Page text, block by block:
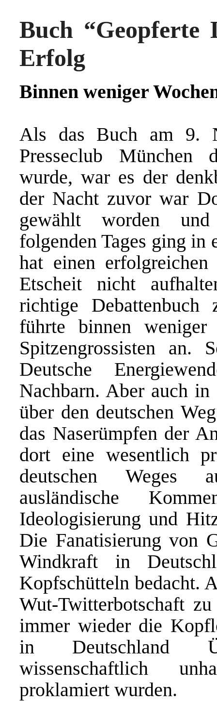
Buch “Geopferte
Erfolg
Binnen weniger
Als das Buch am 9.
Presseclub München
wurde, war es der
der Nacht zuvor war
gewählt worden
folgenden Tages ging in
hat einen
Etscheit nicht
richtige Debattenbuch
führte binnen
Spitzengrossisten an.
Deutsche
Nachbarn. Aber auch
über den deutschen
das Naserümpfen der
dort eine wesentlich
deutschen Weges
ausländische
Ideologisierung und
Die Fanatisierung von
Windkraft in
Kopfschütteln bedacht.
Wut-Twitterbotschaft
immer wieder die
in Deutschland
wissenschaftlich
proklamiert wurden.